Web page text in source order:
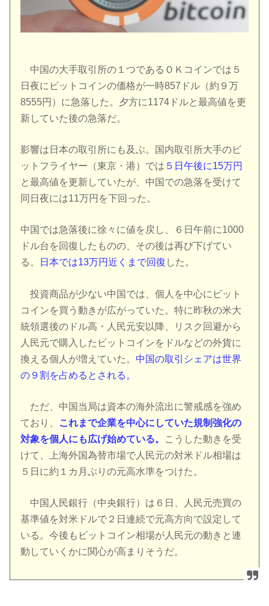
中国の大手取引所の１つであるＯＫコインでは５
日夜にビットコインの価格が一時857ドル（約９万
8555円）に急落した。夕方に1174ドルと最高値を更
新していた後の急落だ。
影響は日本の取引所にも及ぶ。国内取引所大手のビ
ットフライヤー（東京・港）では ５日午後に15万円
と最高値を更新していたが、中国での急落を受けて
同日夜には11万円を下回った。
中国では急落後に徐々に値を戻し、６日午前に1000
ドル台を回復したものの、その後は再び下げてい
る。
日本では13万円近くまで回復 した。
投資商品が少ない中国では、個人を中心にビット
コインを買う動きが広がっていた。特に昨秋の米大
統領選後のドル高・人民元安以降、リスク回避から
人民元で購入したビットコインをドルなどの外貨に
換える個人が増えていた。 中国の取引シェアは世界
の９割を占めるとされる。
ただ、中国当局は資本の海外流出に警戒感を強め
ており、
これまで企業を中心にしていた規制強化の
対象を個人にも広げ始めている。
こうした動きを受
けて、上海外国為替市場で人民元の対米ドル相場は
５日に約１カ月ぶりの元高水準をつけた。
中国人民銀行（中央銀行）は６日、人民元売買の
基準値を対米ドルで２日連続で元高方向で設定して
いる。今後もビットコイン相場が人民元の動きと連
動していくかに関心が高まりそうだ。